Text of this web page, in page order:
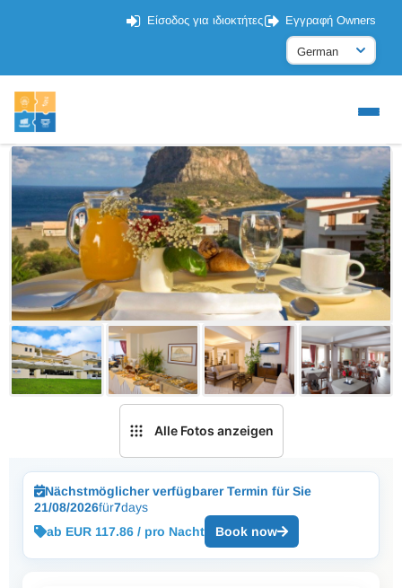
Είσοδος για ιδιοκτήτες Εγγραφή Owners
Alle Fotos anzeigen
Nächstmöglicher verfügbarer Termin für Sie
21/08/2026für7days
ab EUR 117.86 / pro Nacht
Book now